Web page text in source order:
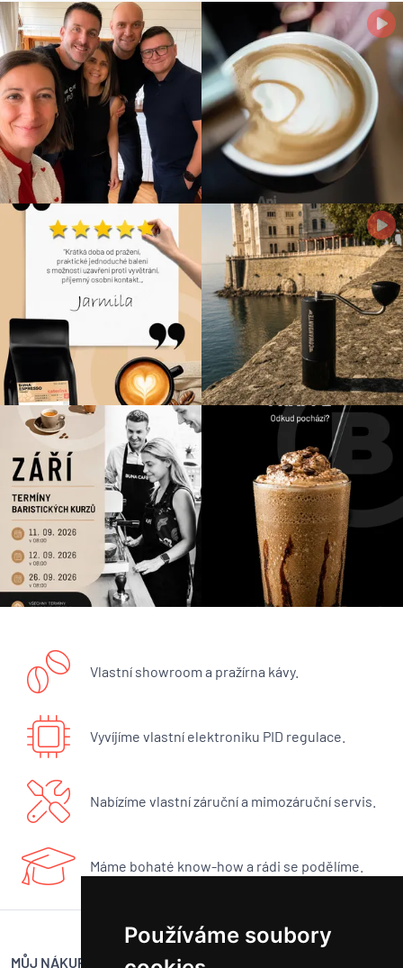
Používáme soubory
Vlastní showroom a pražírna kávy.
Vyvíjíme vlastní elektroniku PID regulace.
Nabízíme vlastní záruční a mimozáruční servis.
Máme bohaté know-how a rádi se podělíme.
MŮJ NÁKUP